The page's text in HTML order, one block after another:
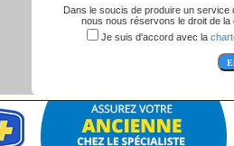
Dans le soucis de produire un
nous nous réservons le droit de la
Je suis d'accord avec la